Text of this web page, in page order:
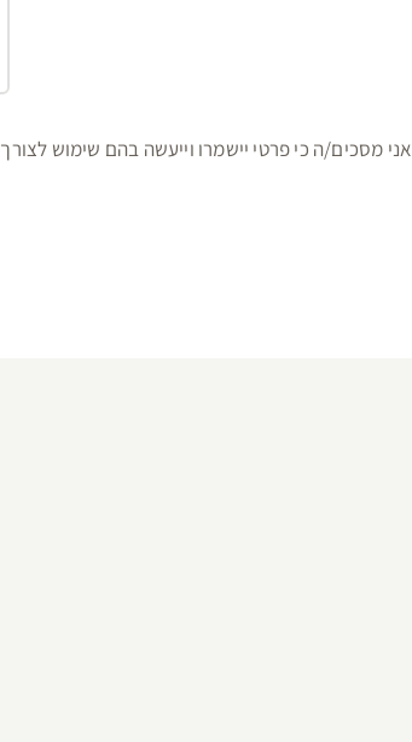
אני מסכים/ה כי פרטי יישמרו וייעשה בהם שימוש